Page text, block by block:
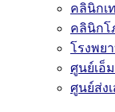
คลินิกเ
คลินิกโ
โรงพย
ศูนย์เอ็
ศูนย์ส่ง